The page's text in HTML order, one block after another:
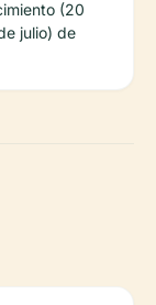
(20
julio) de